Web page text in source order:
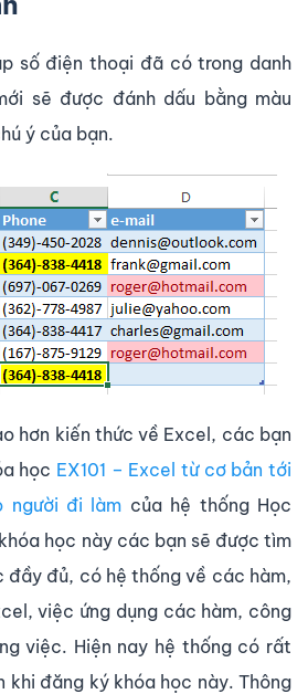
số điện thoại đã có trong danh
sẽ được đánh dấu bằng màu
ý của bạn.
hơn kiến thức về Excel, các bạn
học EX101 – Excel từ cơ bản tới
người đi làm của hệ thống Học
học này các bạn sẽ được tìm
đầy đủ, có hệ thống về các hàm,
việc ứng dụng các hàm, công
việc. Hiện nay hệ thống có rất
khi đăng ký khóa học này. Thông